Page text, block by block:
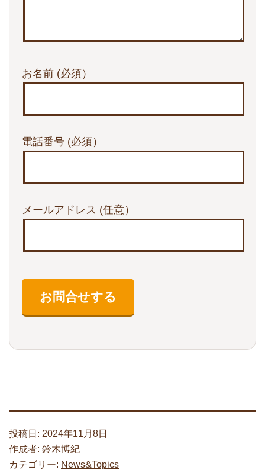
お名前 (必須）
電話番号 (必須）
メールアドレス (任意）
投稿日: 2024年11月8日
作成者: 鈴木博紀
カテゴリー: News&Topics